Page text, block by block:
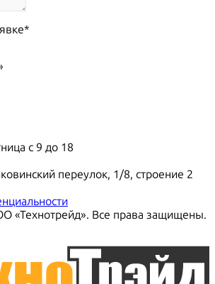
с 9 до 18
переулок, 1/8, строение 2
«Технотрейд». Все права защищены.